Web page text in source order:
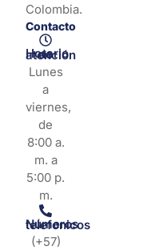
Colombia.
Contacto
Horario de atención
Lunes
a
viernes,
de
8:00 a.
m. a
5:00 p.
m.
Números telefonicos
(+57)